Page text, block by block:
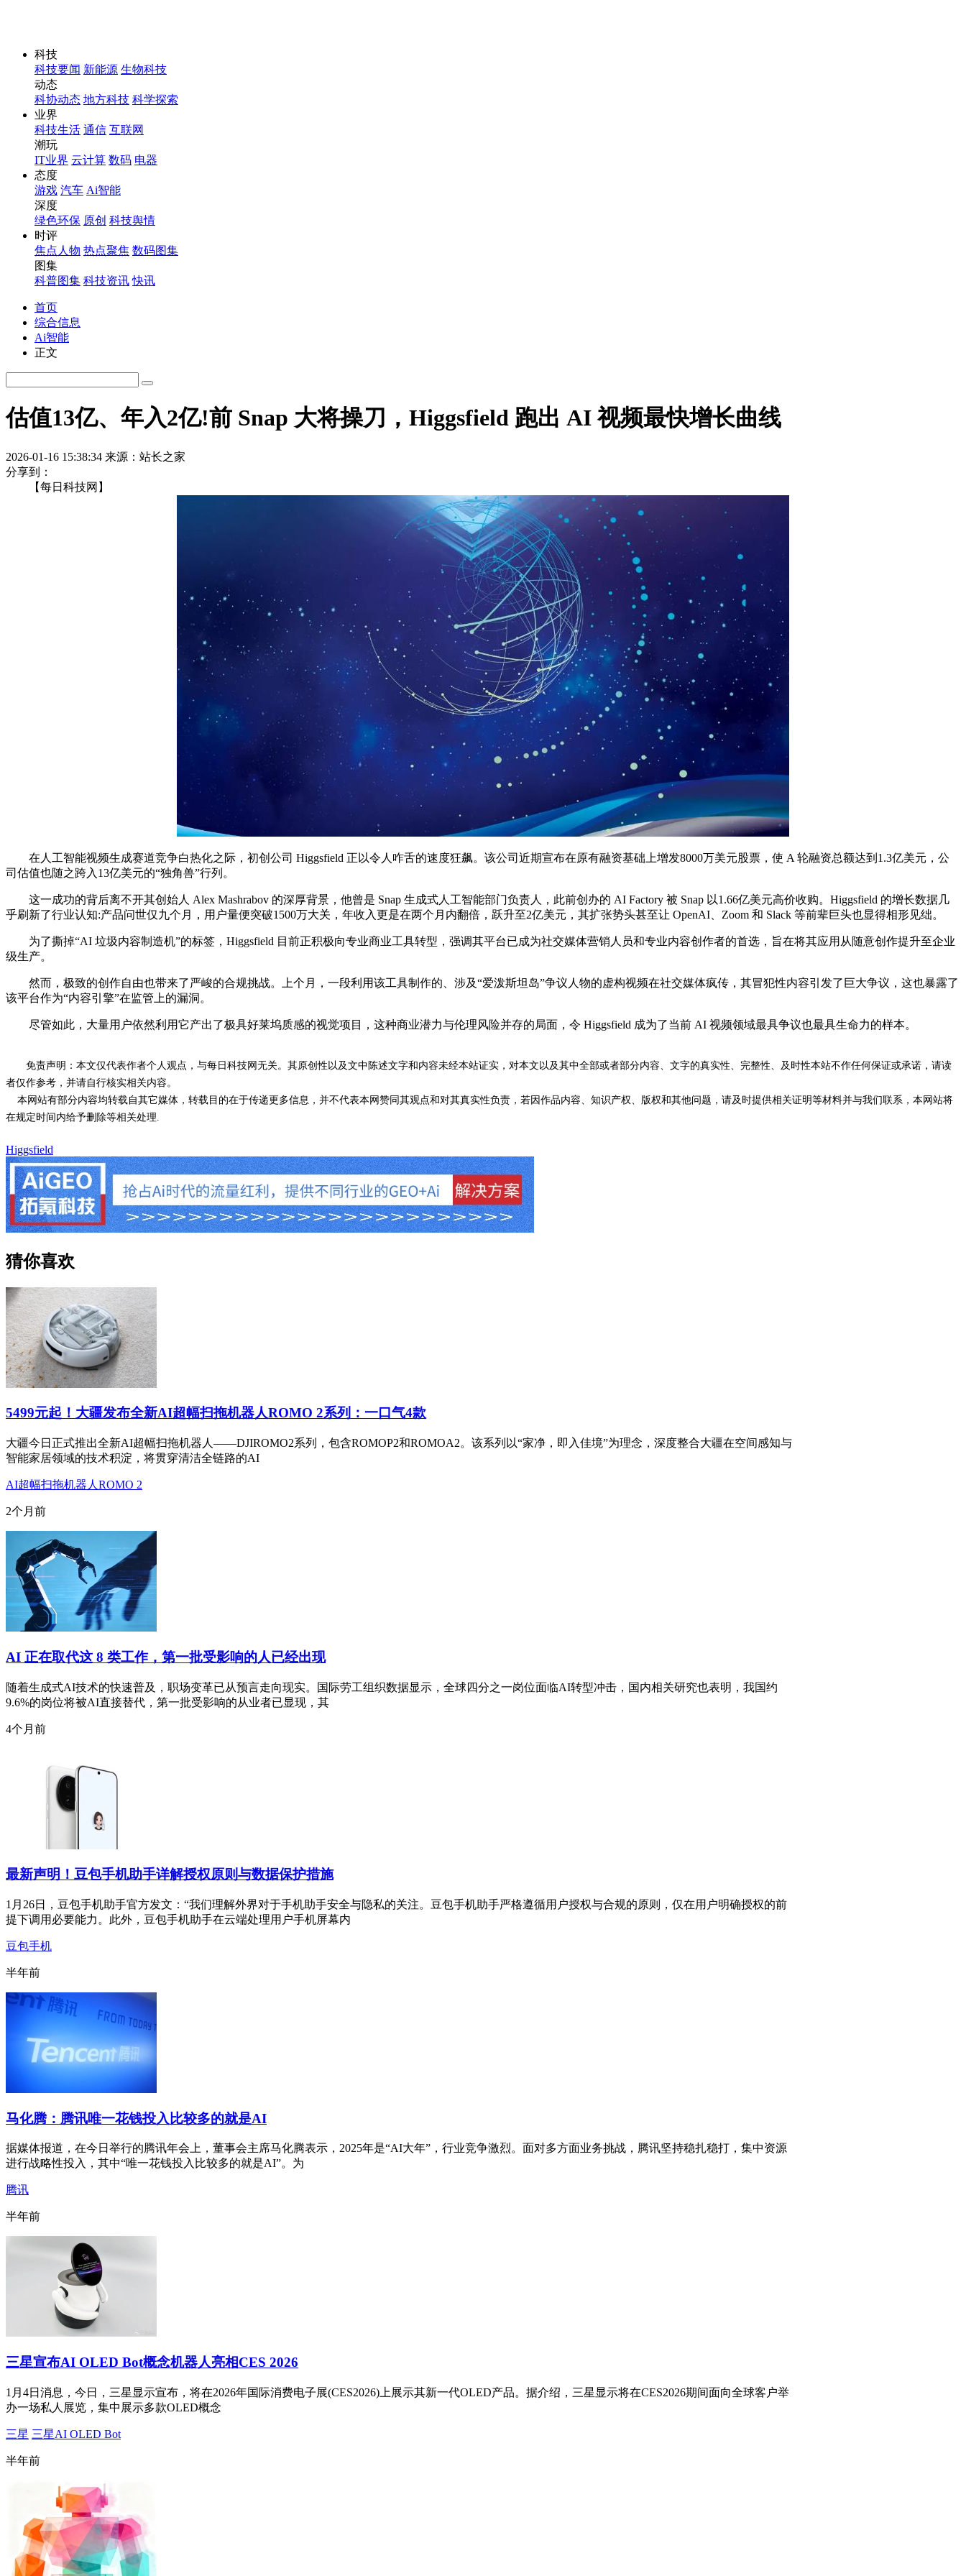
科技
科技要闻 新能源 生物科技
动态
科协动态 地方科技 科学探索
业界
科技生活 通信 互联网
潮玩
IT业界 云计算 数码 电器
态度
游戏 汽车 Ai智能
深度
绿色环保 原创 科技舆情
时评
焦点人物 热点聚焦 数码图集
图集
科普图集 科技资讯 快讯
首页
综合信息
Ai智能
正文
估值13亿、年入2亿!前 Snap 大将操刀，Higgsfield 跑出 AI 视频最快增长曲线
2026-01-16 15:38:34 来源：站长之家
分享到：
【每日科技网】
在人工智能视频生成赛道竞争白热化之际，初创公司 Higgsfield 正以令人咋舌的速度狂飙。该公司近期宣布在原有融资基础上增发8000万美元股票，使 A 轮融资总额达到1.3亿美元，公
司估值也随之跨入13亿美元的“独角兽”行列。
这一成功的背后离不开其创始人 Alex Mashrabov 的深厚背景，他曾是 Snap 生成式人工智能部门负责人，此前创办的 AI Factory 被 Snap 以1.66亿美元高价收购。Higgsfield 的增长数据几
乎刷新了行业认知:产品问世仅九个月，用户量便突破1500万大关，年收入更是在两个月内翻倍，跃升至2亿美元，其扩张势头甚至让 OpenAI、Zoom 和 Slack 等前辈巨头也显得相形见绌。
为了撕掉“AI 垃圾内容制造机”的标签，Higgsfield 目前正积极向专业商业工具转型，强调其平台已成为社交媒体营销人员和专业内容创作者的首选，旨在将其应用从随意创作提升至企业
级生产。
然而，极致的创作自由也带来了严峻的合规挑战。上个月，一段利用该工具制作的、涉及“爱泼斯坦岛”争议人物的虚构视频在社交媒体疯传，其冒犯性内容引发了巨大争议，这也暴露了
该平台作为“内容引擎”在监管上的漏洞。
尽管如此，大量用户依然利用它产出了极具好莱坞质感的视觉项目，这种商业潜力与伦理风险并存的局面，令 Higgsfield 成为了当前 AI 视频领域最具争议也最具生命力的样本。
免责声明：本文仅代表作者个人观点，与每日科技网无关。其原创性以及文中陈述文字和内容未经本站证实，对本文以及其中全部或者部分内容、文字的真实性、完整性、及时性本站不作任何保证或承诺，请读
者仅作参考，并请自行核实相关内容。
本网站有部分内容均转载自其它媒体，转载目的在于传递更多信息，并不代表本网赞同其观点和对其真实性负责，若因作品内容、知识产权、版权和其他问题，请及时提供相关证明等材料并与我们联系，本网站将
在规定时间内给予删除等相关处理.
Higgsfield
猜你喜欢
5499元起！大疆发布全新AI超幅扫拖机器人ROMO 2系列：一口气4款
大疆今日正式推出全新AI超幅扫拖机器人——DJIROMO2系列，包含ROMOP2和ROMOA2。该系列以“家净，即入佳境”为理念，深度整合大疆在空间感知与
智能家居领域的技术积淀，将贯穿清洁全链路的AI
AI超幅扫拖机器人ROMO 2
2个月前
AI 正在取代这 8 类工作，第一批受影响的人已经出现
随着生成式AI技术的快速普及，职场变革已从预言走向现实。国际劳工组织数据显示，全球四分之一岗位面临AI转型冲击，国内相关研究也表明，我国约
9.6%的岗位将被AI直接替代，第一批受影响的从业者已显现，其
4个月前
最新声明！豆包手机助手详解授权原则与数据保护措施
1月26日，豆包手机助手官方发文：“我们理解外界对于手机助手安全与隐私的关注。豆包手机助手严格遵循用户授权与合规的原则，仅在用户明确授权的前
提下调用必要能力。此外，豆包手机助手在云端处理用户手机屏幕内
豆包手机
半年前
马化腾：腾讯唯一花钱投入比较多的就是AI
据媒体报道，在今日举行的腾讯年会上，董事会主席马化腾表示，2025年是“AI大年”，行业竞争激烈。面对多方面业务挑战，腾讯坚持稳扎稳打，集中资源
进行战略性投入，其中“唯一花钱投入比较多的就是AI”。为
腾讯
半年前
三星宣布AI OLED Bot概念机器人亮相CES 2026
1月4日消息，今日，三星显示宣布，将在2026年国际消费电子展(CES2026)上展示其新一代OLED产品。据介绍，三星显示将在CES2026期间面向全球客户举
办一场私人展览，集中展示多款OLED概念
三星 三星AI OLED Bot
半年前